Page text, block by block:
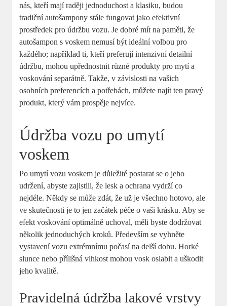
nás, kteří mají raději jednoduchost a klasiku, budou
tradiční autošampony stále fungovat jako efektivní
prostředek pro údržbu vozu. Je dobré mít na paměti, že
autošampon s voskem nemusí být ideální volbou pro
každého; například ti, kteří preferují intenzivní detailní
údržbu, mohou upřednostnit různé produkty pro mytí a
voskování separátně. Takže, v závislosti na vašich
osobních preferencích a potřebách, můžete najít ten pravý
produkt, který vám prospěje nejvíce.
Údržba vozu po umytí
voskem
Po umytí vozu voskem je důležité postarat se o jeho
udržení, abyste zajistili, že lesk a ochrana vydrží co
nejdéle. Někdy se může zdát, že už je všechno hotovo, ale
ve skutečnosti je to jen začátek péče o vaši krásku. Aby se
efekt voskování optimálně uchoval, měli byste dodržovat
několik jednoduchých kroků. Především se vyhněte
vystavení vozu extrémnímu počasí na delší dobu. Horké
slunce nebo přílišná vlhkost mohou vosk oslabit a uškodit
jeho kvalitě.
Pravidelná údržba lakové vrstvy